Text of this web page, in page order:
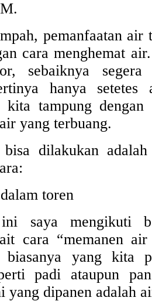
pemanfaatan air
cara menghemat
sebaiknya segera
hanya
kita tampung dengan
yang terbuang.
dilakukan adalah
toren
ini saya mengikuti
cara “memanen
biasanya yang kita
padi ataupun
yang dipanen adalah